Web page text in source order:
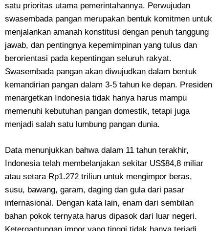
satu prioritas utama pemerintahannya. Perwujudan
swasembada pangan merupakan bentuk komitmen untuk
menjalankan amanah konstitusi dengan penuh tanggung
jawab, dan pentingnya kepemimpinan yang tulus dan
berorientasi pada kepentingan seluruh rakyat.
Swasembada pangan akan diwujudkan dalam bentuk
kemandirian pangan dalam 3-5 tahun ke depan. Presiden
menargetkan Indonesia tidak hanya harus mampu
memenuhi kebutuhan pangan domestik, tetapi juga
menjadi salah satu lumbung pangan dunia.
Data menunjukkan bahwa dalam 11 tahun terakhir,
Indonesia telah membelanjakan sekitar US$84,8 miliar
atau setara Rp1.272 triliun untuk mengimpor beras,
susu, bawang, garam, daging dan gula dari pasar
internasional. Dengan kata lain, enam dari sembilan
bahan pokok ternyata harus dipasok dari luar negeri.